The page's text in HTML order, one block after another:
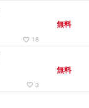
favorite_border 18
無料
favorite_border 3
無料